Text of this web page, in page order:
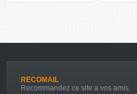
RECOMAIL
Recommandez ce site a vos amis.